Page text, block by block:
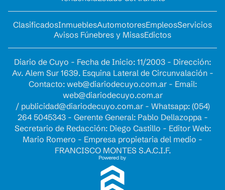
ClasificadosInmueblesAutomotoresEmpleosServicios
Avisos Fúnebres y MisasEdictos
Diario de Cuyo - Fecha de Inicio: 11/2003 - Dirección:
Av. Alem Sur 1639. Esquina Lateral de Circunvalación -
Contacto: web@diariodecuyo.com.ar- Email:
web@diariodecuyo.com.ar
/ publicidad@diariodecuyo.com.ar- Whatsapp: (054)
264 5045343 - Gerente General: Pablo Dellazoppa -
Secretario de Redacción: Diego Castillo - Editor Web:
Mario Romero - Empresa propietaria del medio -
FRANCISCO MONTES S.A.C.I.F.